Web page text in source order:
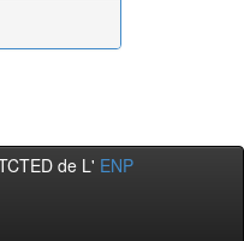
de L' ENP